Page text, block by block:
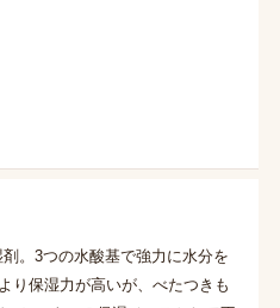
。3つの水酸基で強力に水分を
り保湿力が高いが、べたつきも